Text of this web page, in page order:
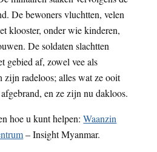
De bewoners vluchtten, velen
klooster, onder wie kinderen,
De soldaten slachtten
gebied af, zowel vee als
zijn radeloos; alles wat ze ooit
en ze zijn nu dakloos.
hoe u kunt helpen:Waanzin
– Insight Myanmar.